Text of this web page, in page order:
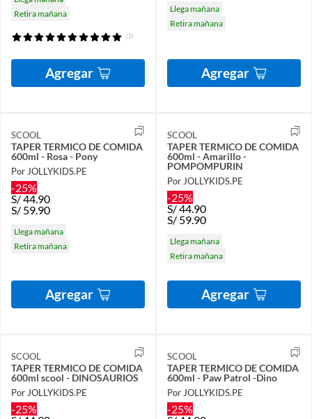
Retira mañana
(2)
Agregar
Llega mañana
Retira mañana
Agregar
SCOOL
TAPER TERMICO DE COMIDA
600ml - Rosa - Pony
Por JOLLYKIDS.PE
-25%
S/44.90
S/ 59.90
Llega mañana
Retira mañana
Agregar
SCOOL
TAPER TERMICO DE COMIDA
600ml - Amarillo -
POMPOMPURIN
Por JOLLYKIDS.PE
-25%
S/44.90
S/ 59.90
Llega mañana
Retira mañana
Agregar
SCOOL
TAPER TERMICO DE COMIDA
600ml scool - DINOSAURIOS
Por JOLLYKIDS.PE
-25%
SCOOL
TAPER TERMICO DE COMIDA
600ml - Paw Patrol -Dino
Por JOLLYKIDS.PE
-25%